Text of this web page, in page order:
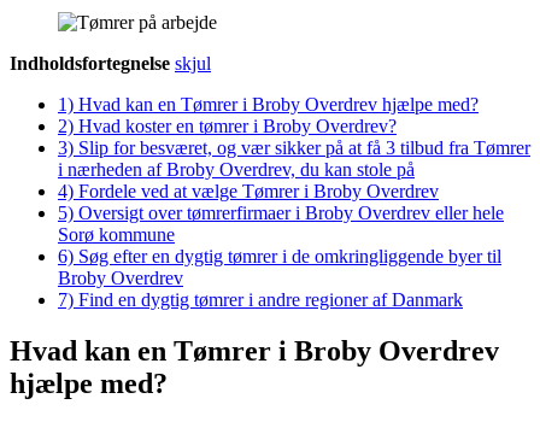
Indholdsfortegnelse skjul
1) Hvad kan en Tømrer i Broby Overdrev hjælpe med?
2) Hvad koster en tømrer i Broby Overdrev?
3) Slip for besværet, og vær sikker på at få 3 tilbud fra Tømrer
i nærheden af Broby Overdrev, du kan stole på
4) Fordele ved at vælge Tømrer i Broby Overdrev
5) Oversigt over tømrerfirmaer i Broby Overdrev eller hele
Sorø kommune
6) Søg efter en dygtig tømrer i de omkringliggende byer til
Broby Overdrev
7) Find en dygtig tømrer i andre regioner af Danmark
Hvad kan en Tømrer i Broby Overdrev
hjælpe med?